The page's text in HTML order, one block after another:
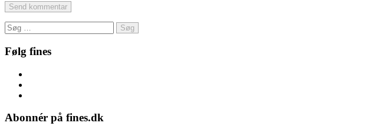
Søg
efter:
Følg fines
Abonnér på fines.dk